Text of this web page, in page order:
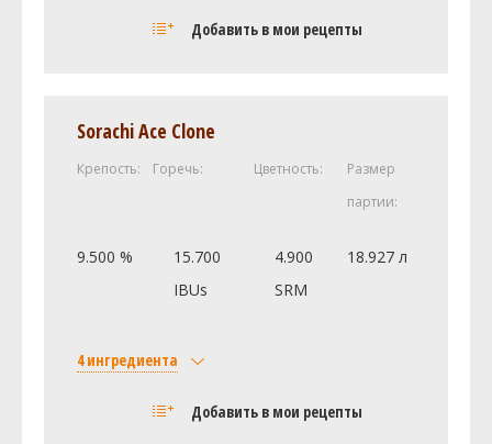
Добавить в мои рецепты
Monachijski typ I (7.1 SRM)
Caraaroma (177.7 SRM)
Sugar, Table (Sucrose) (1.0 SRM)
1.2 кг
1 кг
Каскад (Cascade DE)
10.2 г
Добавить в мои рецепты
Sorachi Ace Clone
Крепость: Горечь: Цветность:
Размер
партии:
9.500 %
15.700
IBUs
4.900
SRM
18.927 л
4 ингредиента
Castle Malting Pilsner Malt